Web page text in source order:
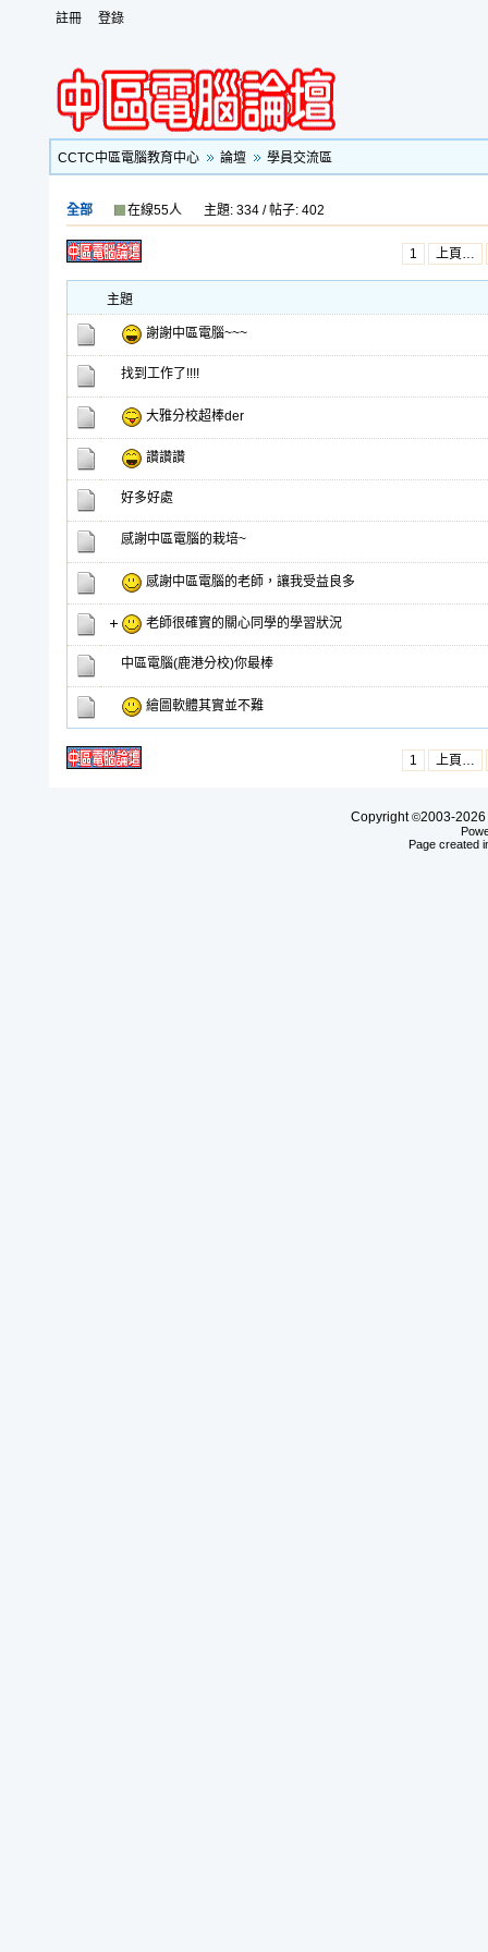
註冊 登錄
CCTC中區電腦教育中心 論壇 學員交流區
全部 在線55人 主題: 334 / 帖子: 402
1 上頁…
主題
謝謝中區電腦~~~
找到工作了!!!!
大雅分校超棒der
讚讚讚
好多好處
感謝中區電腦的栽培~
感謝中區電腦的老師，讓我受益良多
老師很確實的關心同學的學習狀況
中區電腦(鹿港分校)你最棒
繪圖軟體其實並不難
1 上頁…
Copyright©2003-2026
Page created